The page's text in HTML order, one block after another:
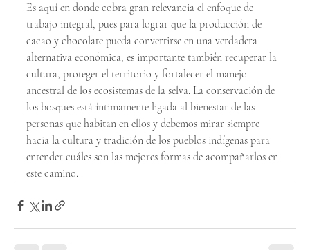
Es aquí en donde cobra gran relevancia el enfoque de
trabajo integral, pues para lograr que la producción de
cacao y chocolate pueda convertirse en una verdadera
alternativa económica, es importante también recuperar la
cultura, proteger el territorio y fortalecer el manejo
ancestral de los ecosistemas de la selva. La conservación de
los bosques está íntimamente ligada al bienestar de las
personas que habitan en ellos y debemos mirar siempre
hacia la cultura y tradición de los pueblos indígenas para
entender cuáles son las mejores formas de acompañarlos en
este camino.